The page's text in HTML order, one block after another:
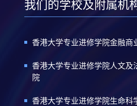
我们的学校及附属机
香港大学专业进修学院金融商
香港大学专业进修学院人文及
院
香港大学专业进修学院生命科